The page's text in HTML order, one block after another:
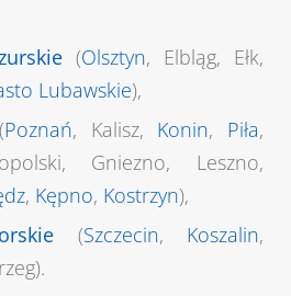
(Olsztyn, Elbląg, Ełk,
Lubawskie),
Poznań, Kalisz, Konin, Piła,
Gniezno, Leszno,
, Kępno, Kostrzyn),
(Szczecin, Koszalin,